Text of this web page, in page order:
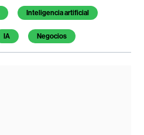
Inteligencia artificial
IA Negocios